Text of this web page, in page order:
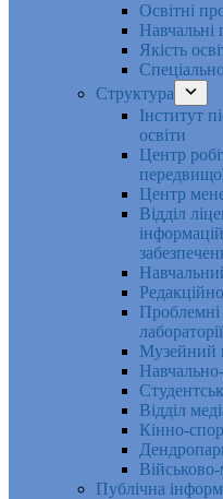
Освітні
Навчальні
Якість
Структура
Інститут
освіти
Центр
Центр
Відділ
Проблемні
лабораторії
Музейний
Відділ
Кінно-
Військово-
Публічна